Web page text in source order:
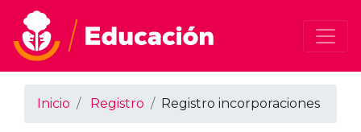
Inicio Registro Registro incorporaciones